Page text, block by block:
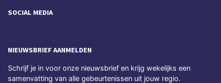
SOCIAL MEDIA
NIEUWSBRIEF AANMELDEN
Schrijf je in voor onze nieuwsbrief en krijg wekelijks een
samenvatting van alle gebeurtenissen uit jouw regio.